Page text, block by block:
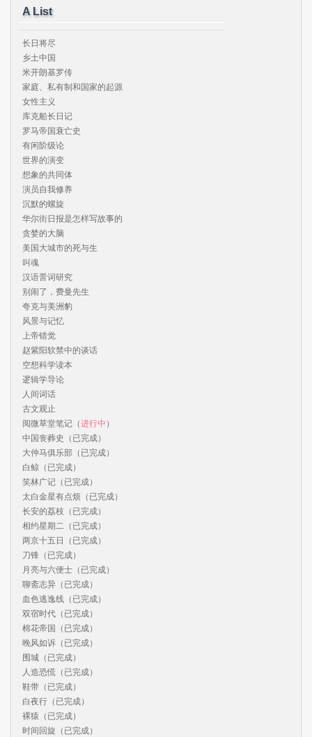
A List
长日将尽
乡土中国
米开朗基罗传
家庭、私有制和国家的起源
女性主义
库克船长日记
罗马帝国衰亡史
有闲阶级论
世界的演变
想象的共同体
演员自我修养
沉默的螺旋
华尔街日报是怎样写故事的
贪婪的大脑
美国大城市的死与生
叫魂
汉语詈词研究
别闹了，费曼先生
夸克与美洲豹
风景与记忆
上帝错觉
赵紫阳软禁中的谈话
空想科学读本
逻辑学导论
人间词话
古文观止
阅微草堂笔记（进行中 ）
中国丧葬史（已完成）
大仲马俱乐部（已完成）
白鲸（已完成）
笑林广记（已完成）
太白金星有点烦（已完成）
长安的荔枝（已完成）
相约星期二（已完成）
两京十五日（已完成）
刀锋（已完成）
月亮与六便士（已完成）
聊斋志异（已完成）
血色逃逸线（已完成）
双宿时代（已完成）
棉花帝国（已完成）
晚风如诉（已完成）
围城（已完成）
人造恐慌（已完成）
鞋带（已完成）
白夜行（已完成）
裸猿（已完成）
时间回旋（已完成）